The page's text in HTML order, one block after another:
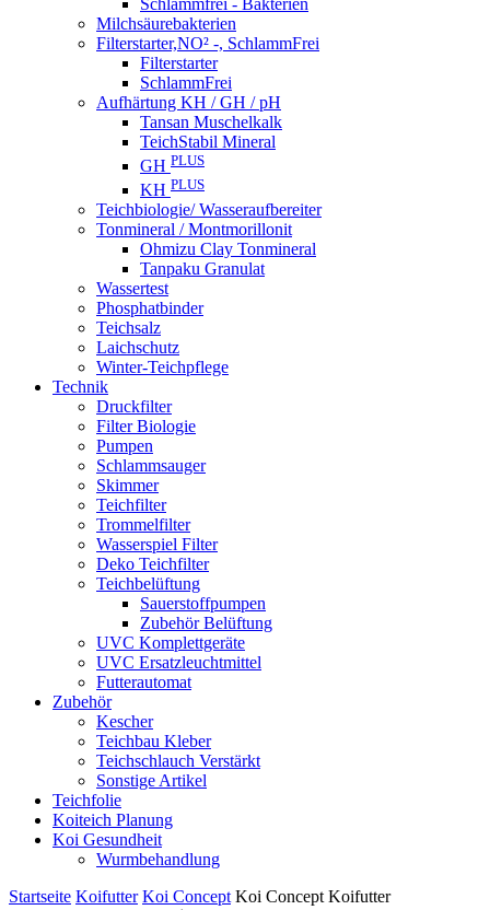
Milchsäurebakterien
Filterstarter,NO² -, SchlammFrei
Filterstarter
SchlammFrei
Aufhärtung KH / GH / pH
Tansan Muschelkalk
TeichStabil Mineral
GH PLUS
KH PLUS
Teichbiologie/ Wasseraufbereiter
Tonmineral / Montmorillonit
Ohmizu Clay Tonmineral
Tanpaku Granulat
Wassertest
Phosphatbinder
Teichsalz
Laichschutz
Winter-Teichpflege
Technik
Druckfilter
Filter Biologie
Pumpen
Schlammsauger
Skimmer
Teichfilter
Trommelfilter
Wasserspiel Filter
Deko Teichfilter
Teichbelüftung
Sauerstoffpumpen
Zubehör Belüftung
UVC Komplettgeräte
UVC Ersatzleuchtmittel
Futterautomat
Zubehör
Kescher
Teichbau Kleber
Teichschlauch Verstärkt
Sonstige Artikel
Teichfolie
Koiteich Planung
Koi Gesundheit
Wurmbehandlung
Startseite Koifutter Koi Concept Koi Concept Koifutter